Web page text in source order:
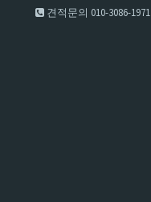
견적문의 010-3086-1971